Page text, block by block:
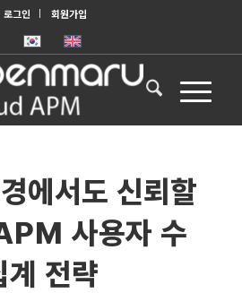
로그인 회원가입
에서도 신뢰할
사용자 수
계 전략